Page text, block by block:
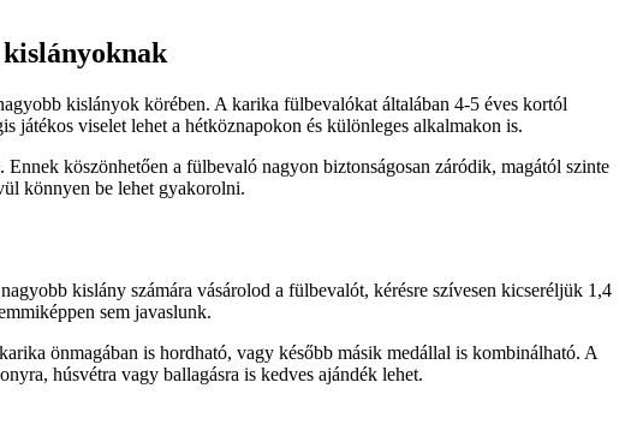
kislányok körében. A karika fülbevalókat általában 4-5 éves kortól
játékos viselet lehet a hétköznapokon és különleges alkalmakon is.
köszönhetően a fülbevaló nagyon biztonságosan záródik, magától szinte
könnyen be lehet gyakorolni.
kislány számára vásárolod a fülbevalót, kérésre szívesen kicseréljük 1,4
sem javaslunk.
önmagában is hordható, vagy később másik medállal is kombinálható. A
húsvétra vagy ballagásra is kedves ajándék lehet.